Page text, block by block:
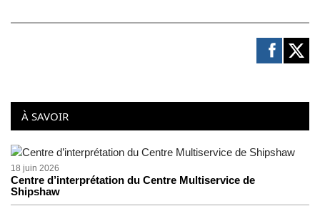
À SAVOIR
18 juin 2026
Centre d’interprétation du Centre Multiservice de
Shipshaw